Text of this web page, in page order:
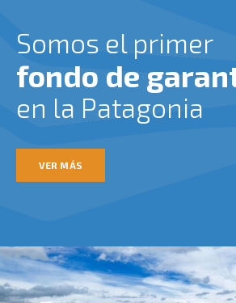
Somos el primer
fondo de
en la Patagonia
VER MÁS